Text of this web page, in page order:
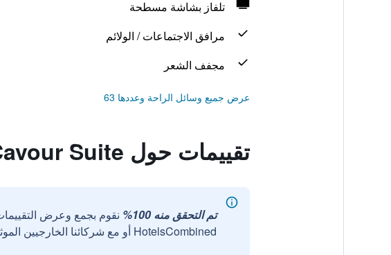
تلفاز بشاشة مسطحة
مرافق الاجتماعات / الولائم
مجفف الشعر
عرض جميع وسائل الراحة وعددها 63
تقييمات حول Piazza Cavour Suite
تم التحقق منه 100%
نقوم بجمع وعرض
HotelsCombined أو مع شركائنا الخارجيين الموثوقين.